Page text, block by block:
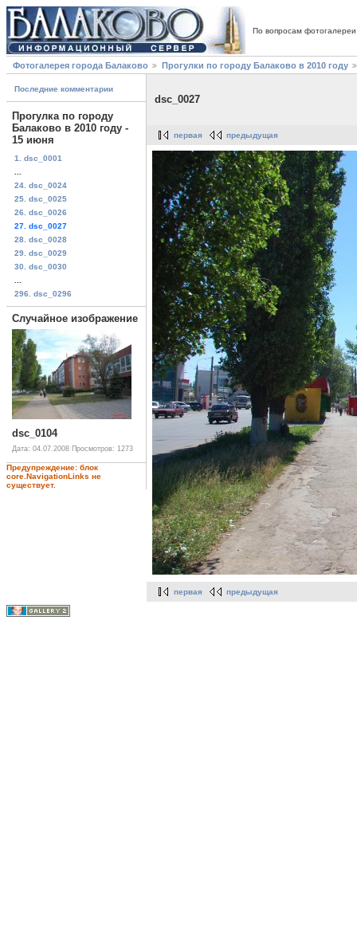
По вопросам
Фотогалерея города Балаково Прогулки по городу Балаково в 2010 году
Последние комментарии
Прогулка по городу
Балаково в 2010 году -
15 июня
1. dsc_0001
24. dsc_0024
25. dsc_0025
26. dsc_0026
27. dsc_0027
28. dsc_0028
29. dsc_0029
30. dsc_0030
296. dsc_0296
Случайное изображение
dsc_0104
Дата: 04.07.2008 Просмотров: 1273
Предупреждение: блок
core.NavigationLinks не
существует.
dsc_0027
первая предыдущая
первая предыдущая